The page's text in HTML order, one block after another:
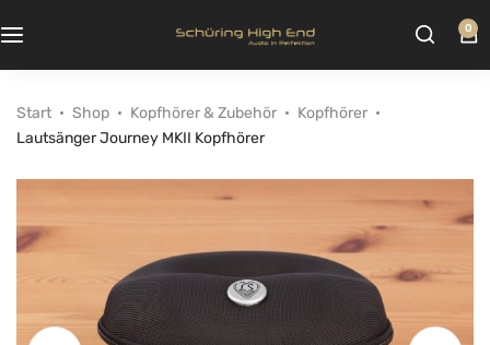
0
Start Shop Kopfhörer & Zubehör
Kopfhörer
Lautsänger Journey MKII Kopfhörer